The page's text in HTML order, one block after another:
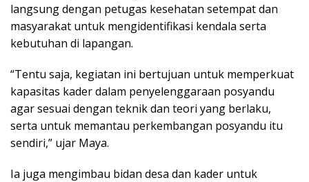
langsung dengan petugas kesehatan setempat dan
masyarakat untuk mengidentifikasi kendala serta
kebutuhan di lapangan.
“Tentu saja, kegiatan ini bertujuan untuk memperkuat
kapasitas kader dalam penyelenggaraan posyandu
agar sesuai dengan teknik dan teori yang berlaku,
serta untuk memantau perkembangan posyandu itu
sendiri,” ujar Maya.
Ia juga mengimbau bidan desa dan kader untuk